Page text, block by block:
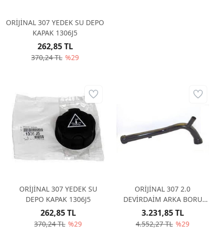
ORİJİNAL 307 YEDEK SU DEPO
KAPAK 1306J5
370,24 TL %29
262,85 TL
ORİJİNAL 307 YEDEK SU
DEPO KAPAK 1306J5
370,24 TL %29
262,85 TL
ORİJİNAL 307 2.0
DEVİRDAİM ARKA BORU
METAL 1341E0
4.552,27 TL %29
3.231,85 TL